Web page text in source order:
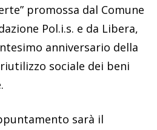
promossa dal Comune
Pol.i.s. e da Libera,
anniversario della
sociale dei beni
sarà il